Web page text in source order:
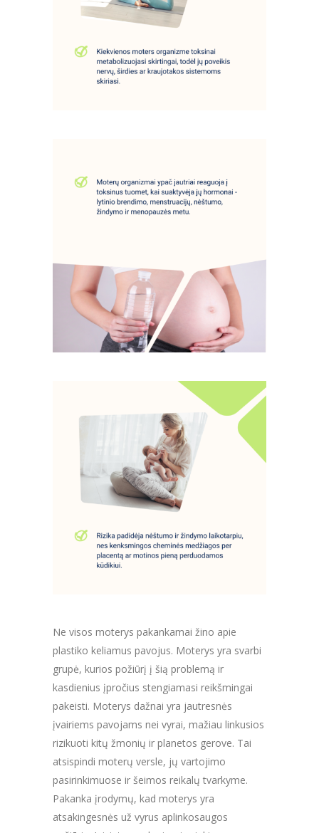
Ne visos moterys pakankamai žino apie
plastiko keliamus pavojus. Moterys yra svarbi
grupė, kurios požiūrį į šią problemą ir
kasdienius įpročius stengiamasi reikšmingai
pakeisti. Moterys dažnai yra jautresnės
įvairiems pavojams nei vyrai, mažiau linkusios
rizikuoti kitų žmonių ir planetos gerove. Tai
atsispindi moterų versle, jų vartojimo
pasirinkimuose ir šeimos reikalų tvarkyme.
Pakanka įrodymų, kad moterys yra
atsakingesnės už vyrus aplinkosaugos